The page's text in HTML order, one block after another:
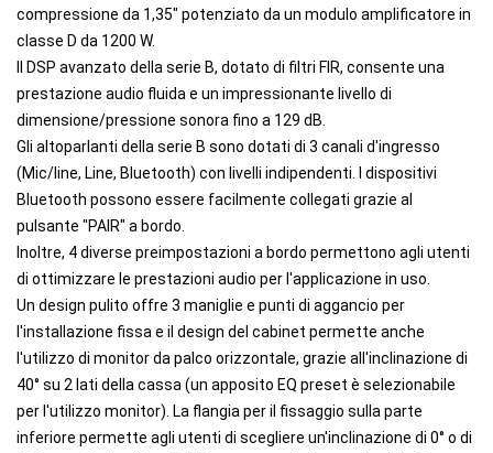
compressione da 1,35" potenziato da un modulo amplificatore in
classe D da 1200 W.
Il DSP avanzato della serie B, dotato di filtri FIR, consente una
prestazione audio fluida e un impressionante livello di
dimensione/pressione sonora fino a 129 dB.
Gli altoparlanti della serie B sono dotati di 3 canali d'ingresso
(Mic/line, Line, Bluetooth) con livelli indipendenti. I dispositivi
Bluetooth possono essere facilmente collegati grazie al
pulsante "PAIR" a bordo.
Inoltre, 4 diverse preimpostazioni a bordo permettono agli utenti
di ottimizzare le prestazioni audio per l'applicazione in uso.
Un design pulito offre 3 maniglie e punti di aggancio per
l'installazione fissa e il design del cabinet permette anche
l'utilizzo di monitor da palco orizzontale, grazie all'inclinazione di
40° su 2 lati della cassa (un apposito EQ preset è selezionabile
per l'utilizzo monitor). La flangia per il fissaggio sulla parte
inferiore permette agli utenti di scegliere un'inclinazione di 0° o di